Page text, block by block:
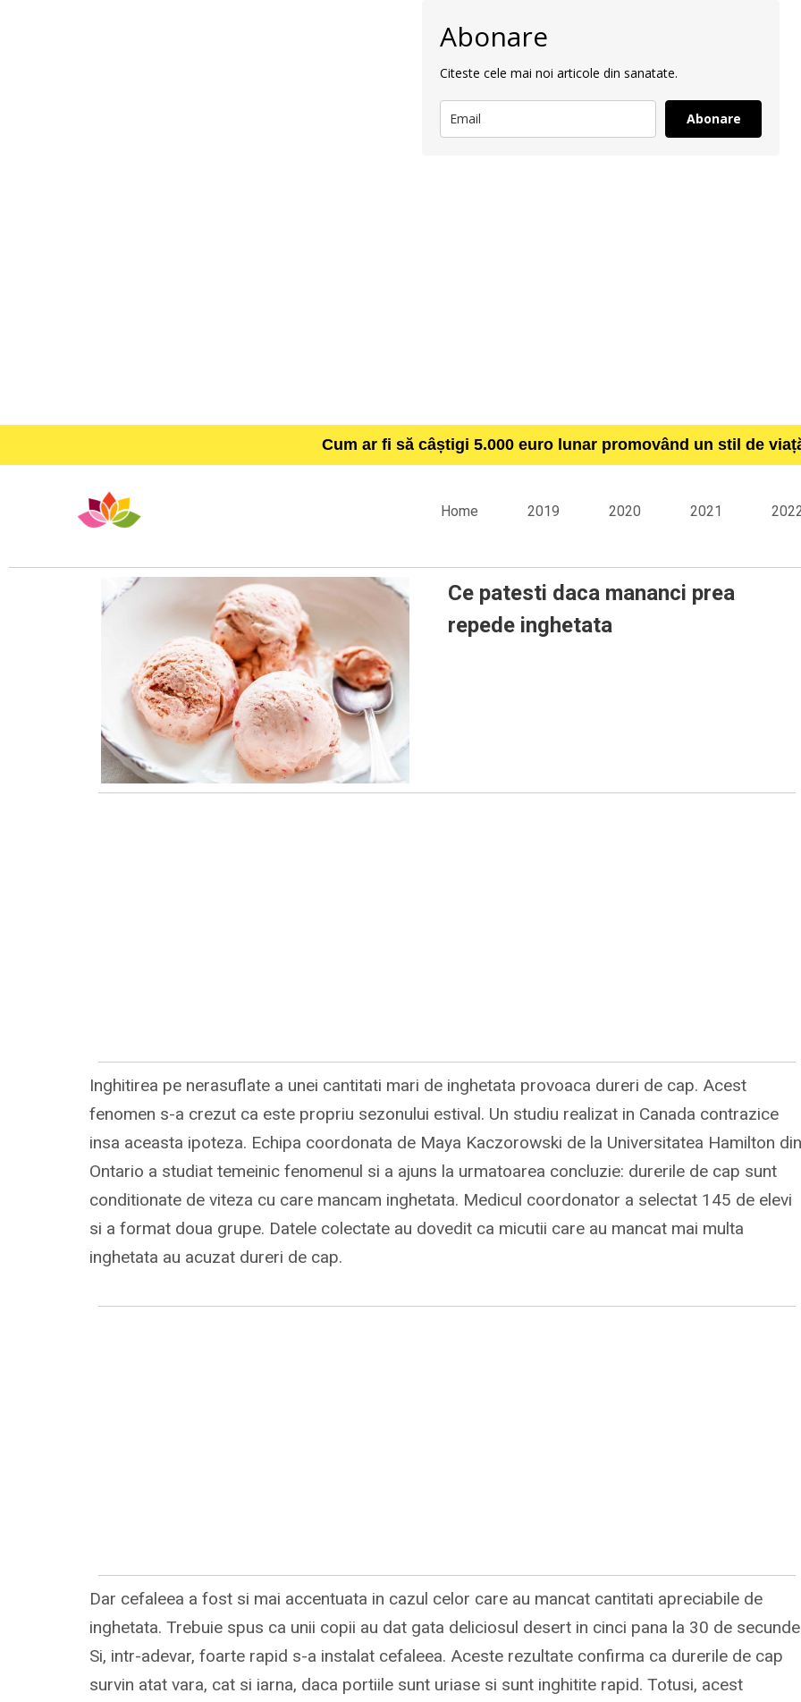
Abonare
Citeste cele mai noi articole din sanatate.
Abonare
Cum ar fi să câștigi 5.000 euro lunar promovând un stil de
Home 2019 2020 2021
Ce patesti daca mananci prea
repede inghetata
Inghitirea pe nerasuflate a unei cantitati mari de inghetata provoaca dureri de cap. Acest
fenomen s-a crezut ca este propriu sezonului estival. Un studiu realizat in Canada contrazice
insa aceasta ipoteza. Echipa coordonata de Maya Kaczorowski de la Universitatea Hamilton din
Ontario a studiat temeinic fenomenul si a ajuns la urmatoarea concluzie: durerile de cap sunt
conditionate de viteza cu care mancam inghetata. Medicul coordonator a selectat 145 de elevi
si a format doua grupe. Datele colectate au dovedit ca micutii care au mancat mai multa
inghetata au acuzat dureri de cap.
Dar cefaleea a fost si mai accentuata in cazul celor care au mancat cantitati apreciabile de
inghetata. Trebuie spus ca unii copii au dat gata deliciosul desert in cinci pana la 30 de
Si, intr-adevar, foarte rapid s-a instalat cefaleea. Aceste rezultate confirma ca durerile de cap
survin atat vara, cat si iarna, daca portiile sunt uriase si sunt inghitite rapid. Totusi, acest